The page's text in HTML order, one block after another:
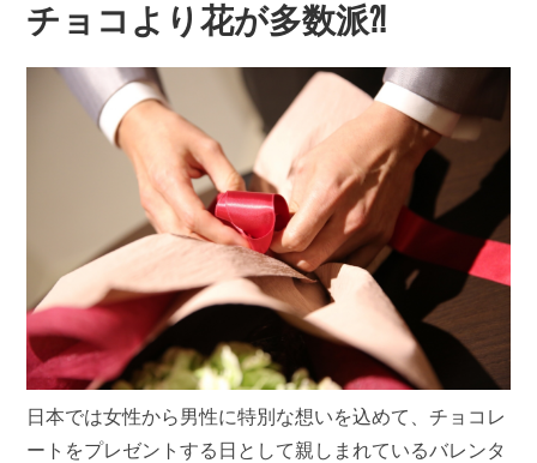
チョコより花が多数派⁈
日本では女性から男性に特別な想いを込めて、チョコレ
ートをプレゼントする日として親しまれているバレンタ